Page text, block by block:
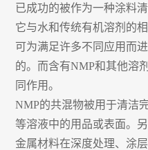
已成功的被作为一种涂料
它与水和传统有机溶剂的
可为满足许多不同应用而
的。而含有NMP和其他溶
同作用。
NMP的共混物被用于清洁
等溶液中的用品或表面。
金属材料在深度处理、涂